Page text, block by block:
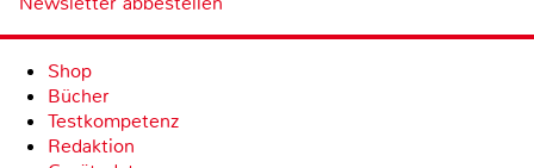
Shop
Bücher
Testkompetenz
Redaktion